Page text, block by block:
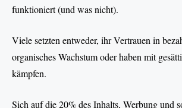
funktioniert (und was nicht).
Viele setzten entweder, ihr Vertrauen in
organisches Wachstum oder haben mit
kämpfen.
Sich auf die 20% des Inhalts, Werbung und